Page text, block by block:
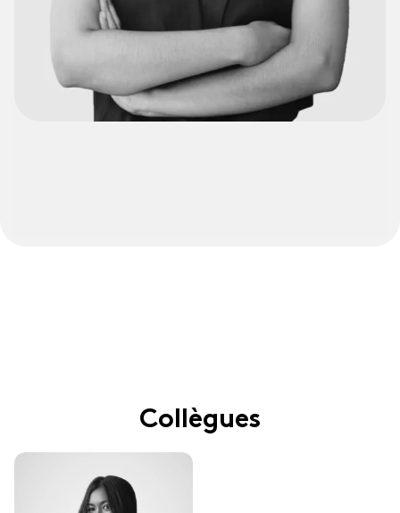
Un café, une bière?
N’hésitez pas, la rencontre est gratuite!
Contactez-nous
Collègues